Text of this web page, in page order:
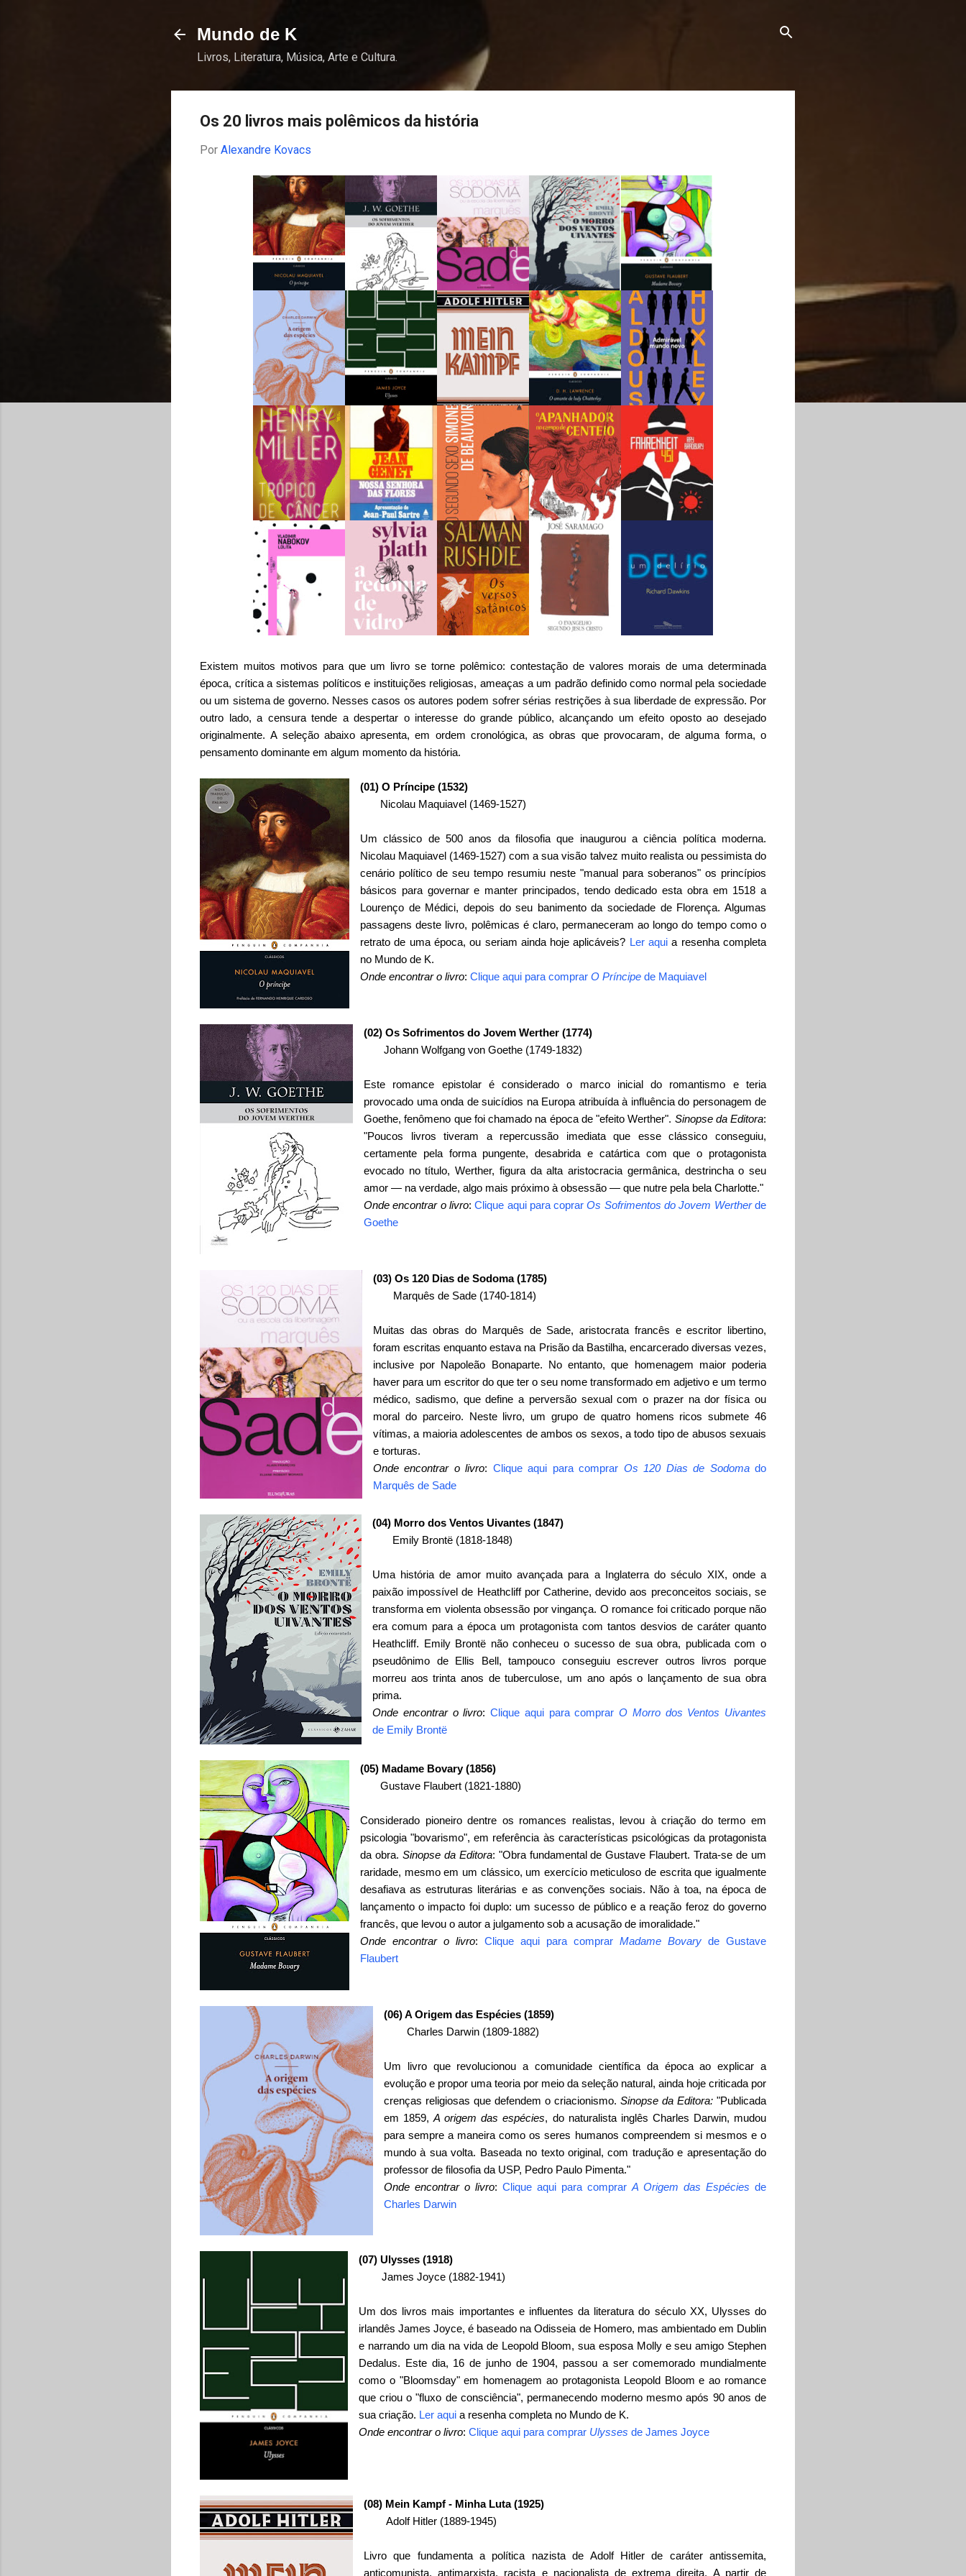
Mundo de K
Livros, Literatura, Música, Arte e Cultura.
Os 20 livros mais polêmicos da história
Por Alexandre Kovacs
Existem muitos motivos para que um livro se torne polêmico: contestação de valores morais de uma determinada
época, crítica a sistemas políticos e instituições religiosas, ameaças a um padrão definido como normal pela sociedade
ou um sistema de governo. Nesses casos os autores podem sofrer sérias restrições à sua liberdade de expressão. Por
outro lado, a censura tende a despertar o interesse do grande público, alcançando um efeito oposto ao desejado
originalmente.A seleção abaixo apresenta, em ordem cronológica, as obras que provocaram, de alguma forma, o
pensamento dominante em algum momento da história.
(01) O Príncipe (1532)
Nicolau Maquiavel (1469-1527)
Um clássico de 500 anos da filosofia que inaugurou a ciência política moderna.
Nicolau Maquiavel (1469-1527) com a sua visão talvez muito realista ou pessimista do
cenário político de seu tempo resumiu neste "manual para soberanos" os princípios
básicos para governar e manter principados, tendo dedicado esta obra em 1518 a
Lourenço de Médici, depois do seu banimento da sociedade de Florença. Algumas
passagens deste livro, polêmicas é claro, permaneceram ao longo do tempo como o
retrato de uma época, ou seriam ainda hoje aplicáveis? Ler aqui a resenha completa
no Mundo de K.
Onde encontrar o livro: Clique aqui para comprar O Príncipe de Maquiavel
(02) Os Sofrimentos do Jovem Werther (1774)
Johann Wolfgang von Goethe (1749-1832)
Este romance epistolar é considerado o marco inicial do romantismo e teria
provocado uma onda de suicídios na Europa atribuída à influência do personagem de
Goethe, fenômeno que foi chamado na época de "efeito Werther". Sinopse da Editora:
"Poucos livros tiveram a repercussão imediata que esse clássico conseguiu,
certamente pela forma pungente, desabrida e catártica com que o protagonista
evocado no título, Werther, figura da alta aristocracia germânica, destrincha o seu
amor — na verdade, algo mais próximo à obsessão — que nutre pela bela Charlotte."
Onde encontrar o livro:Clique aqui para coprarOs Sofrimentos do Jovem Wertherde
Goethe
(03) Os 120 Dias de Sodoma (1785)
Marquês de Sade (1740-1814)
Muitas das obras do Marquês de Sade, aristocrata francês e escritor libertino,
foram escritas enquanto estava na Prisão da Bastilha, encarcerado diversas vezes,
inclusive por Napoleão Bonaparte. No entanto, que homenagem maior poderia
haver para um escritor do que ter o seu nome transformado em adjetivo e um termo
médico, sadismo, que define a perversão sexual com o prazer na dor física ou
moral do parceiro. Neste livro, um grupo de quatro homens ricos submete 46
vítimas, a maioria adolescentes de ambos os sexos, a todo tipo de abusos sexuais
e torturas.
Onde encontrar o livro: Clique aqui para comprar Os 120 Dias de Sodomado
Marquês de Sade
(04) Morro dos Ventos Uivantes (1847)
Emily Brontë (1818-1848)
Uma história de amor muito avançada para a Inglaterra do século XIX, onde a
paixão impossível de Heathcliff por Catherine, devido aos preconceitos sociais, se
transforma em violenta obsessão por vingança. O romance foi criticado porque não
era comum para a época um protagonista com tantos desvios de caráter quanto
Heathcliff. Emily Brontë não conheceu o sucesso de sua obra, publicada com o
pseudônimo de Ellis Bell, tampouco conseguiu escrever outros livros porque
morreu aos trinta anos de tuberculose, um ano após o lançamento de sua obra
prima.
Onde encontrar o livro: Clique aqui para comprar O Morro dos Ventos Uivantes
de Emily Brontë
(05) Madame Bovary (1856)
Gustave Flaubert (1821-1880)
Considerado pioneiro dentre os romances realistas, levou à criação do termo em
psicologia "bovarismo", em referência às características psicológicas da protagonista
da obra. Sinopse da Editora: "Obra fundamental de Gustave Flaubert. Trata-se de um
raridade, mesmo em um clássico, um exercício meticuloso de escrita que igualmente
desafiava as estruturas literárias e as convenções sociais. Não à toa, na época de
lançamento o impacto foi duplo: um sucesso de público e a reação feroz do governo
francês, que levou o autor a julgamento sob a acusação de imoralidade."
Onde encontrar o livro: Clique aqui para comprar Madame Bovary de Gustave
Flaubert
(06) A Origem das Espécies (1859)
Charles Darwin (1809-1882)
Um livro que revolucionou a comunidade científica da época ao explicar a
evolução e propor uma teoria por meio da seleção natural, ainda hoje criticada por
crenças religiosas que defendem o criacionismo. Sinopse da Editora: "Publicada
em 1859,A origem das espécies, do naturalista inglês Charles Darwin, mudou
para sempre a maneira como os seres humanos compreendem si mesmos e o
mundo à sua volta. Baseada no texto original, com tradução e apresentação do
professor de filosofia da USP, Pedro Paulo Pimenta."
Onde encontrar o livro: Clique aqui para comprar A Origem das Espécies de
Charles Darwin
(07) Ulysses (1918)
James Joyce (1882-1941)
Um dos livros mais importantes e influentes da literatura do século XX, Ulysses do
irlandês James Joyce, é baseado na Odisseia de Homero, mas ambientado em Dublin
e narrando um dia na vida de Leopold Bloom, sua esposa Molly e seu amigo Stephen
Dedalus. Este dia, 16 de junho de 1904, passou a ser comemorado mundialmente
como o "Bloomsday" em homenagem ao protagonista Leopold Bloom e ao romance
que criou o "fluxo de consciência", permanecendo moderno mesmo após 90 anos de
sua criação. Ler aqui a resenha completa no Mundo de K.
Onde encontrar o livro: Clique aqui para comprar Ulysses de James Joyce
(08) Mein Kampf - Minha Luta (1925)
Adolf Hitler (1889-1945)
Livro que fundamenta a política nazista de Adolf Hitler de caráter antissemita,
anticomunista, antimarxista, racista e nacionalista de extrema direita. A partir de